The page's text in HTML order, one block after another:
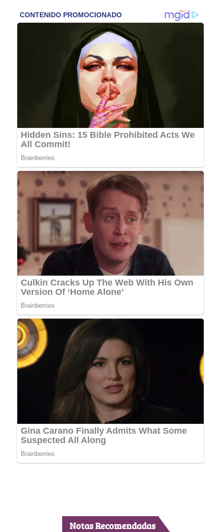
Notas Recomendadas